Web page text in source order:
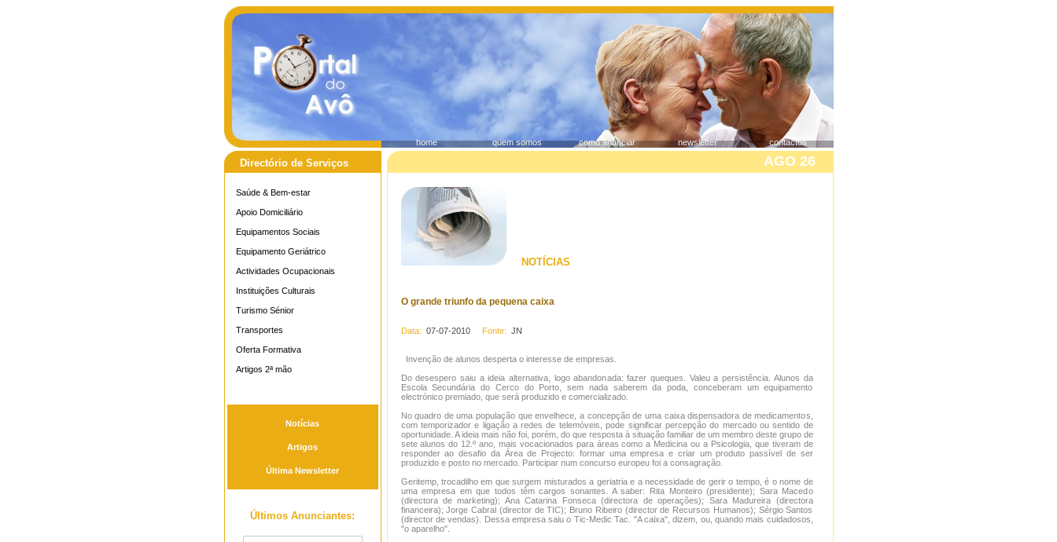
home quem somos como anunciar newsletter contactos
Directório de Serviços AGO 26
Saúde & Bem-estar
Apoio Domiciliário
Equipamentos Sociais
Equipamento Geriátrico
Actividades Ocupacionais
Instituições Culturais
Turismo Sénior
Transportes
Oferta Formativa
Artigos 2ª mão
Notícias
Artigos
Última Newsletter
Últimos Anunciantes:
NOTÍCIAS
O grande triunfo da pequena caixa
Data: 07-07-2010Fonte: JN
Invenção de alunos desperta o interesse de empresas.
Do desespero saiu a ideia alternativa, logo abandonada: fazer queques. Valeu a persistência. Alunos da
Escola Secundária do Cerco do Porto, sem nada saberem da poda, conceberam um equipamento
electrónico premiado, que será produzido e comercializado.
No quadro de uma população que envelhece, a concepção de uma caixa dispensadora de medicamentos,
com temporizador e ligação a redes de telemóveis, pode significar percepção do mercado ou sentido de
oportunidade. A ideia mais não foi, porém, do que resposta à situação familiar de um membro deste grupo de
sete alunos do 12.º ano, mais vocacionados para áreas como a Medicina ou a Psicologia, que tiveram de
responder ao desafio da Área de Projecto: formar uma empresa e criar um produto passível de ser
produzido e posto no mercado. Participar num concurso europeu foi a consagração.
Geritemp, trocadilho em que surgem misturados a geriatria e a necessidade de gerir o tempo, é o nome de
uma empresa em que todos têm cargos sonantes. A saber: Rita Monteiro (presidente); Sara Macedo
(directora de marketing); Ana Catarina Fonseca (directora de operações); Sara Madureira (directora
financeira); Jorge Cabral (director de TIC); Bruno Ribeiro (director de Recursos Humanos); Sérgio Santos
(director de vendas). Dessa empresa saiu o Tic-Medic Tac. "A caixa", dizem, ou, quando mais cuidadosos,
"o aparelho".